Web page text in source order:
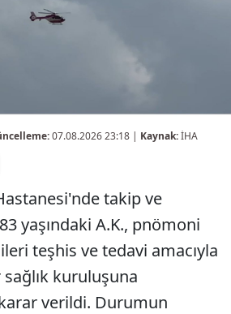
07.08.2026 23:18 | Kaynak:İHA
takip ve
yaşındaki A.K., pnömoni
teşhis ve tedavi amacıyla
kuruluşuna
verildi. Durumun